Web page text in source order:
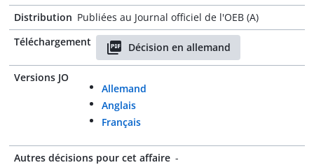
Distribution Publiées au Journal officiel de l'OEB (A)
Téléchargement
Décision en allemand
Versions JO
Allemand
Anglais
Français
Autres décisions pour cet affaire -